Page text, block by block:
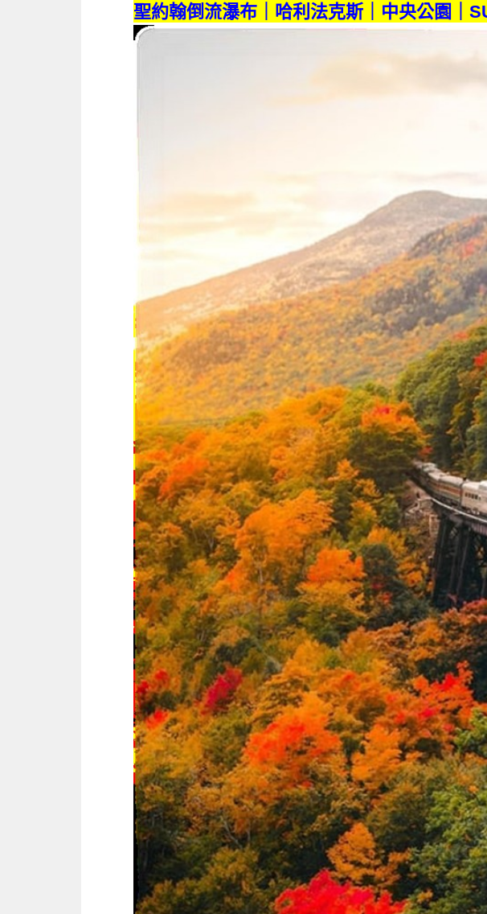
聖約翰倒流瀑布｜哈利法克斯｜中央公園｜